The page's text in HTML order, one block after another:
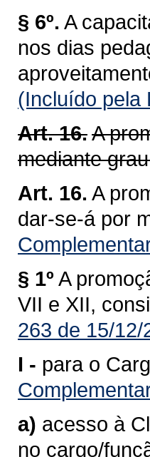
§ 6º. A
nos dias
(Incluído pela
Art. 16.A
mediante
Art. 16. A
dar-se-á por
§ 1º A
VII e XII,
263 de 15/12/
I - para o
a) acesso à
no cargo/